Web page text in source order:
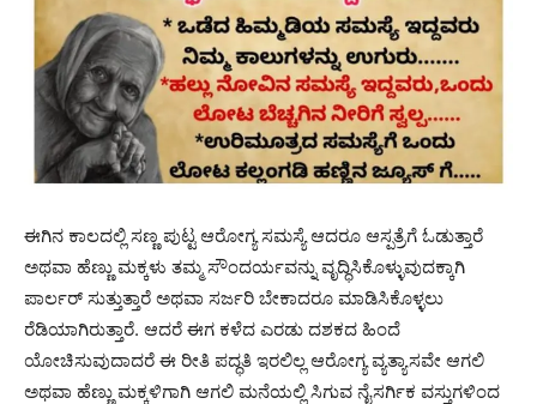
ಈಗಿನ ಕಾಲದಲ್ಲಿ ಸಣ್ಣ ಪುಟ್ಟ ಆರೋಗ್ಯ ಸಮಸ್ಯೆ ಆದರೂ ಆಸ್ಪತ್ರೆಗೆ ಓಡುತ್ತಾರೆ
ಅಥವಾ ಹೆಣ್ಣು ಮಕ್ಕಳು ತಮ್ಮ ಸೌಂದರ್ಯವನ್ನು ವೃದ್ಧಿಸಿಕೊಳ್ಳುವುದಕ್ಕಾಗಿ
ಪಾರ್ಲರ್ ಸುತ್ತುತ್ತಾರೆ ಅಥವಾ ಸರ್ಜರಿ ಬೇಕಾದರೂ ಮಾಡಿಸಿಕೊಳ್ಳಲು
ರೆಡಿಯಾಗಿರುತ್ತಾರೆ. ಆದರೆ ಈಗ ಕಳೆದ ಎರಡು ದಶಕದ ಹಿಂದೆ
ಯೋಚಿಸುವುದಾದರೆ ಈ ರೀತಿ ಪದ್ಧತಿ ಇರಲಿಲ್ಲ ಆರೋಗ್ಯ ವ್ಯತ್ಯಾಸವೇ ಆಗಲಿ
ಅಥವಾ ಹೆಣ್ಣು ಮಕ್ಕಳಿಗಾಗಿ ಆಗಲಿ ಮನೆಯಲ್ಲಿ ಸಿಗುವ ನೈಸರ್ಗಿಕ ವಸ್ತುಗಳಿಂದ